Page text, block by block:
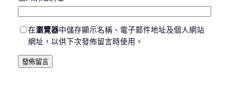
在瀏覽器中儲存顯示名稱、電子郵件地址及個人網站
網址，以供下次發佈留言時使用。